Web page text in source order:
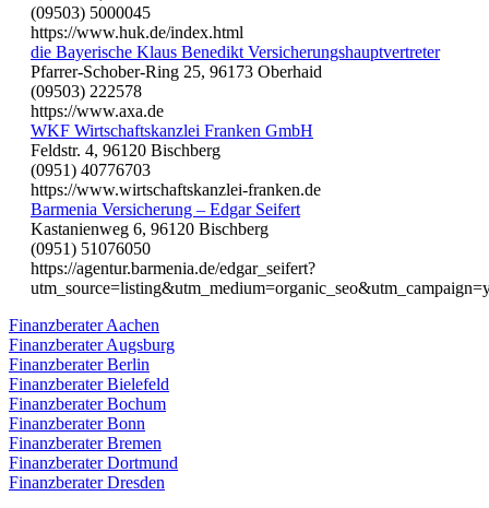
(09503) 5000045
https://www.huk.de/index.html
die Bayerische Klaus Benedikt Versicherungshauptvertreter
Pfarrer-Schober-Ring 25, 96173 Oberhaid
(09503) 222578
https://www.axa.de
WKF Wirtschaftskanzlei Franken GmbH
Feldstr. 4, 96120 Bischberg
(0951) 40776703
https://www.wirtschaftskanzlei-franken.de
Barmenia Versicherung – Edgar Seifert
Kastanienweg 6, 96120 Bischberg
(0951) 51076050
https://agentur.barmenia.de/edgar_seifert?
Finanzberater Aachen
Finanzberater Augsburg
Finanzberater Berlin
Finanzberater Bielefeld
Finanzberater Bochum
Finanzberater Bonn
Finanzberater Bremen
Finanzberater Dortmund
Finanzberater Dresden